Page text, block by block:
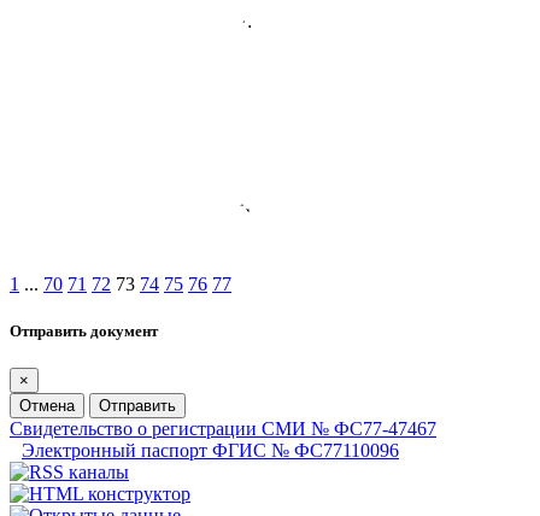
1 ... 70 71 72 73 74 75 76 77
Отправить документ
×
Отмена
Отправить
Свидетельство о регистрации СМИ № ФС77-47467
Электронный паспорт ФГИС № ФС77110096